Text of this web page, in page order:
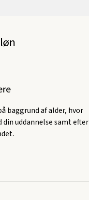
baggrund af alder, hvor
din uddannelse samt efter